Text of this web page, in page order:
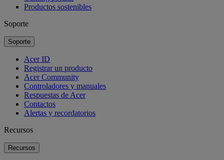
Productos sostenibles
Soporte
Soporte
Acer ID
Registrar un producto
Acer Community
Controladores y manuales
Respuestas de Acer
Contactos
Alertas y recordatorios
Recursos
Recursos